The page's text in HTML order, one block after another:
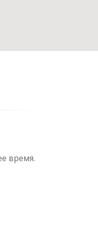
время.